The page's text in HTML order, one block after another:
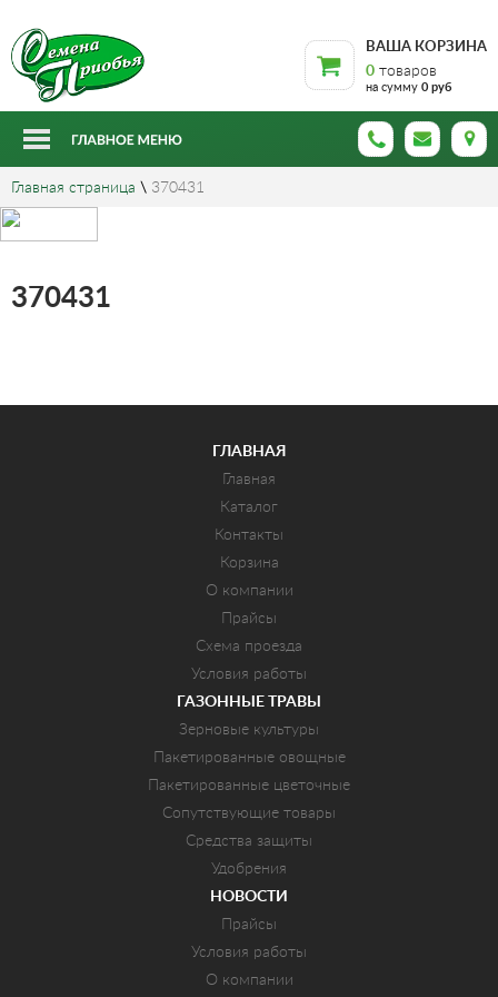
ВАША КОРЗИНА
0 товаров
на сумму 0 руб
Главная страница \ 370431
370431
ГЛАВНАЯ
Главная
Каталог
Контакты
Корзина
О компании
Прайсы
Схема проезда
Условия работы
ГАЗОННЫЕ ТРАВЫ
Зерновые культуры
Пакетированные овощные
Пакетированные цветочные
Сопутствующие товары
Средства защиты
Удобрения
НОВОСТИ
Прайсы
Условия работы
О компании